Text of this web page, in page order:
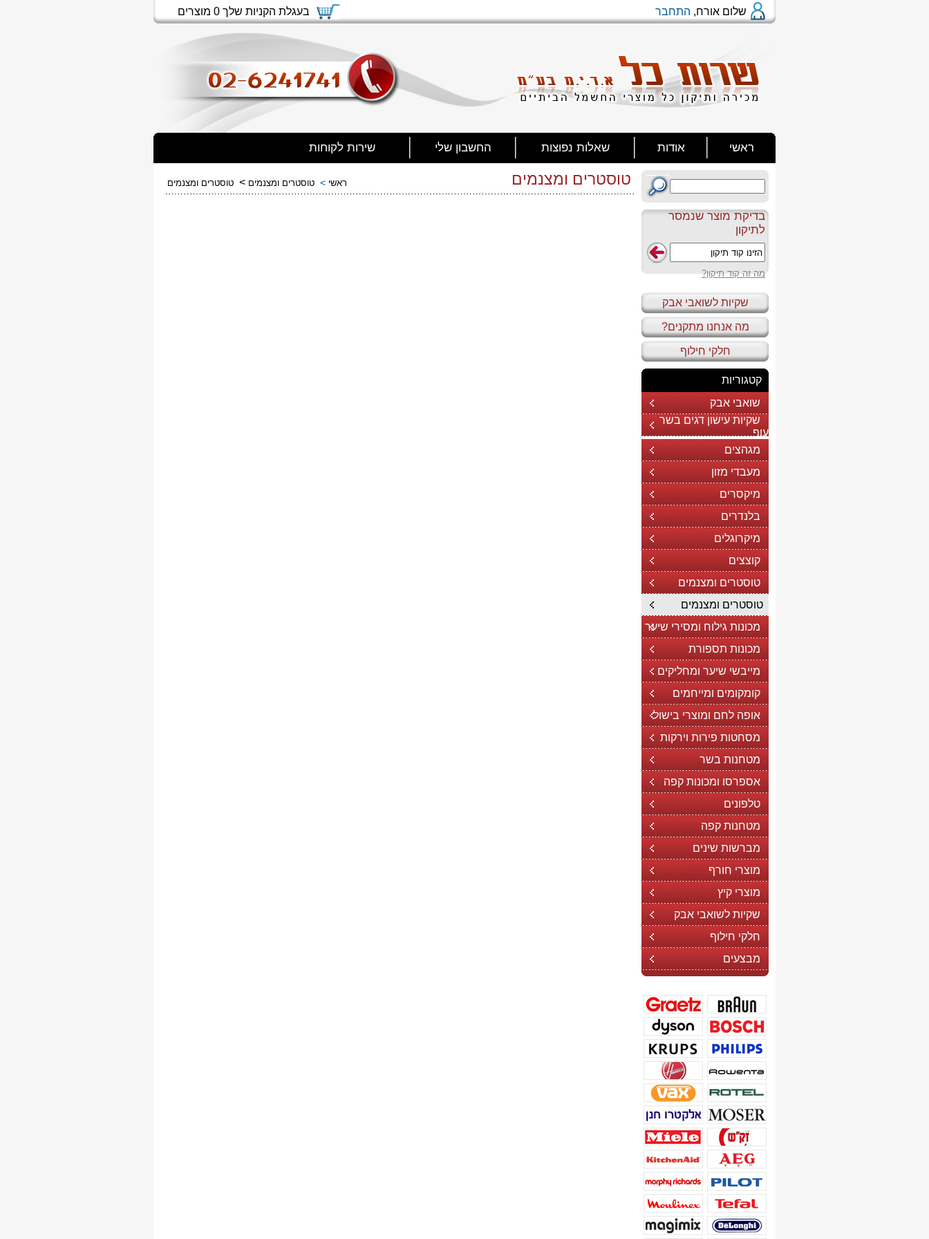
שלום אורח, התחבר בעגלת הקניות שלך 0 מוצרים
ראשי אודות שאלות נפוצות החשבון שלי שירות לקוחות
בדיקת מוצר שנמסר
לתיקון
מה זה קוד תיקון?
שקיות לשואבי אבק
מה אנחנו מתקנים?
חלקי חילוף
קטגוריות
שואבי אבק
שקיות עישון דגים בשר
עוף
מגהצים
מעבדי מזון
מיקסרים
בלנדרים
מיקרוגלים
קוצצים
טוסטרים ומצנמים
טוסטרים ומצנמים
מכונות גילוח ומסירי שיער
מכונות תספורת
מייבשי שיער ומחליקים
קומקומים ומייחמים
אופה לחם ומוצרי בישול
מסחטות פירות וירקות
מטחנות בשר
אספרסו ומכונות קפה
טלפונים
מטחנות קפה
מברשות שינים
מוצרי חורף
מוצרי קיץ
שקיות לשואבי אבק
חלקי חילוף
מבצעים
טוסטרים ומצנמים ראשי > טוסטרים ומצנמים > טוסטרים ומצנמים